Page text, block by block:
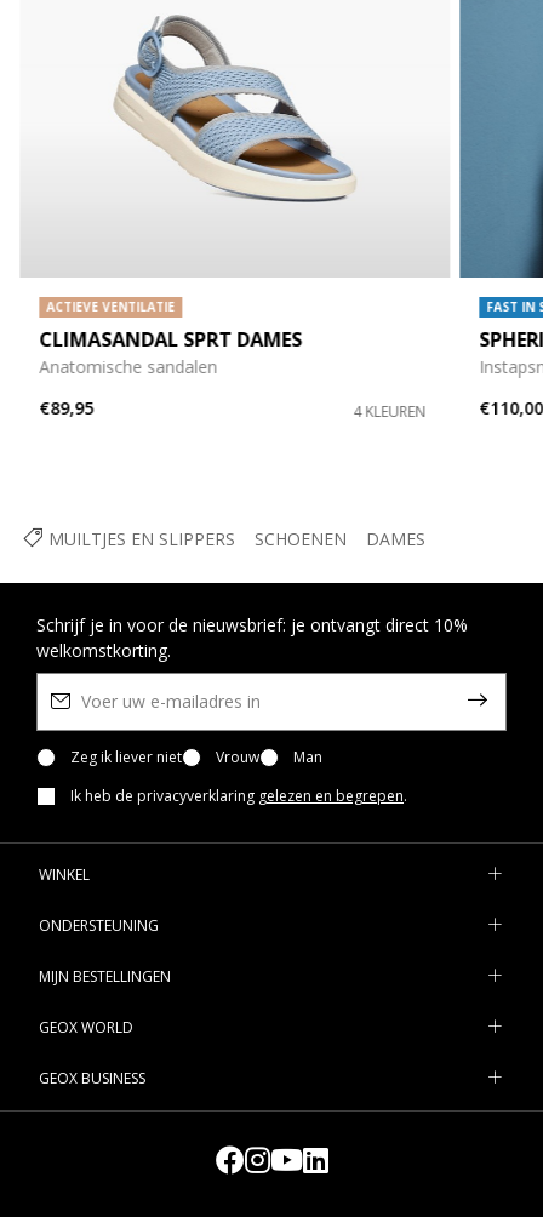
MUILTJES EN SLIPPERS SCHOENEN DAMES
ACTIEVE VENTILATIE
CLIMASANDAL SPRT DAMES
Anatomische sandalen
€89,95
4 KLEUREN
FAST IN
€110,00
Schrijf je in voor de nieuwsbrief: je ontvangt direct 10%
welkomstkorting.
Zeg ik liever niet Vrouw
Man
Ik heb de privacyverklaring gelezen en begrepen.
WINKEL
ONDERSTEUNING
MIJN BESTELLINGEN
GEOX WORLD
GEOX BUSINESS